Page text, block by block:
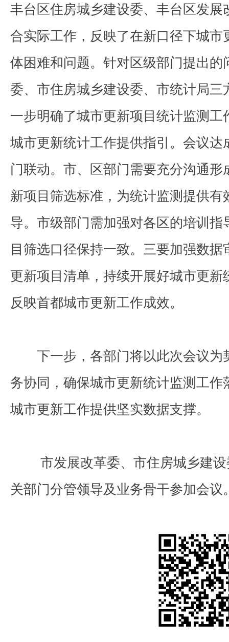
丰台区住房城乡建设委、丰台区发
合实际工作，反映了在新口径下城
体困难和问题。针对区级部门提出
委、市住房城乡建设委、市统计局
一步明确了城市更新项目统计监测
城市更新统计工作提供指引。会议
门联动。市、区部门需要充分沟通
新项目筛选标准，为统计监测提供
导。市级部门需加强对各区的培训
目筛选口径保持一致。三要加强数
更新项目清单，持续开展好城市更
反映首都城市更新工作成效。
下一步，各部门将以此次会议
务协同，确保城市更新统计监测工
城市更新工作提供坚实数据支撑。
市发展改革委、市住房城乡建
关部门分管领导及业务骨干参加会议